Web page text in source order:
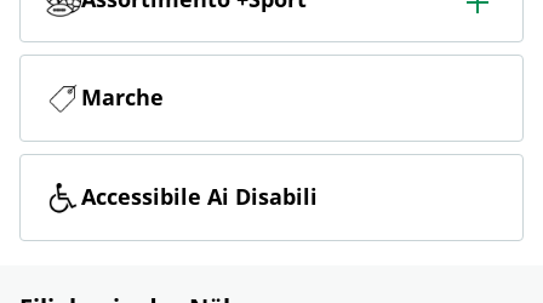
Ampio assortimento di sport, tra cui calcio, outdoor, sci,
fitness e corsa.
Marche
Accessibile Ai Disabili